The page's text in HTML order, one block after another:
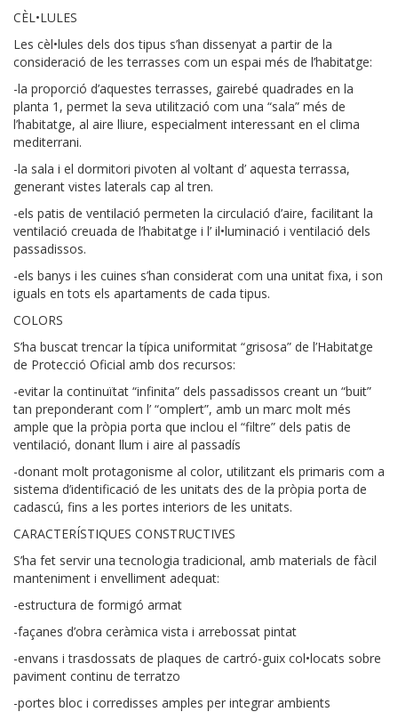
CÈL•LULES
Les cèl•lules dels dos tipus s’han dissenyat a partir de la
consideració de les terrasses com un espai més de l’habitatge:
-la proporció d’aquestes terrasses, gairebé quadrades en la
planta 1, permet la seva utilització com una “sala” més de
l’habitatge, al aire lliure, especialment interessant en el clima
mediterrani.
-la sala i el dormitori pivoten al voltant d’ aquesta terrassa,
generant vistes laterals cap al tren.
-els patis de ventilació permeten la circulació d’aire, facilitant la
ventilació creuada de l’habitatge i l’ il•luminació i ventilació dels
passadissos.
-els banys i les cuines s’han considerat com una unitat fixa, i son
iguals en tots els apartaments de cada tipus.
COLORS
S’ha buscat trencar la típica uniformitat “grisosa” de l’Habitatge
de Protecció Oficial amb dos recursos:
-evitar la continuïtat “infinita” dels passadissos creant un “buit”
tan preponderant com l’ “omplert”, amb un marc molt més
ample que la pròpia porta que inclou el “filtre” dels patis de
ventilació, donant llum i aire al passadís
-donant molt protagonisme al color, utilitzant els primaris com a
sistema d’identificació de les unitats des de la pròpia porta de
cadascú, fins a les portes interiors de les unitats.
CARACTERÍSTIQUES CONSTRUCTIVES
S’ha fet servir una tecnologia tradicional, amb materials de fàcil
manteniment i envelliment adequat:
-estructura de formigó armat
-façanes d’obra ceràmica vista i arrebossat pintat
-envans i trasdossats de plaques de cartró-guix col•locats sobre
paviment continu de terratzo
-portes bloc i corredisses amples per integrar ambients